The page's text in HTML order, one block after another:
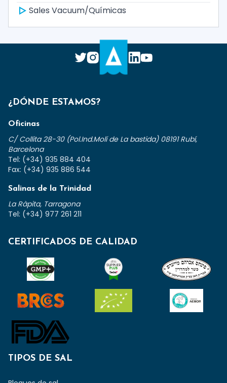
Sales Vacuum/Químicas
¿DÓNDE ESTAMOS?
Oficinas
C/ Collita 28-30 (Pol.Ind.Molí de La bastida) 08191 Rubí,
Barcelona
Tel: (+34) 935 884 404
Fax: (+34) 935 886 544
Salinas de la Trinidad
La Ràpita, Tarragona
Tel: (+34) 977 261 211
CERTIFICADOS DE CALIDAD
TIPOS DE SAL